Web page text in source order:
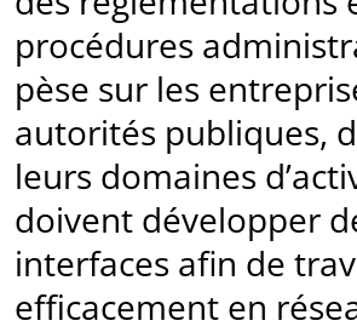
procédures
pèse sur les
autorités publiques,
leurs domaines
doivent développer
interfaces afin de
efficacement en